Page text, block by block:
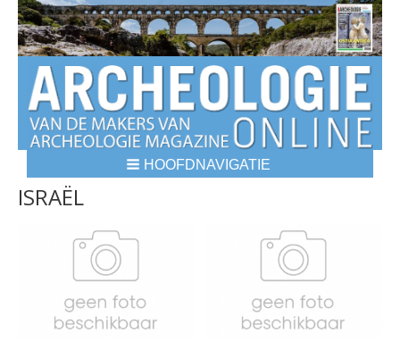
HOOFDNAVIGATIE
BREADCRUMBS
ISRAËL